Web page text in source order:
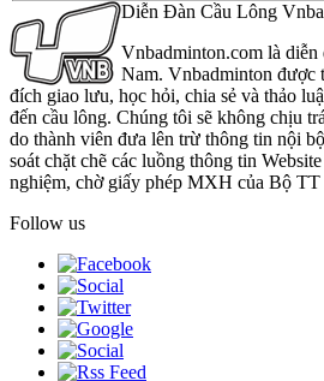
Diễn Đàn Cầu Lông
Vnbadminton.com là
Nam. Vnbadminton được
đích giao lưu, học hỏi, chia sẻ và thảo
đến cầu lông. Chúng tôi sẽ không chịu
do thành viên đưa lên trừ thông tin nội
soát chặt chẽ các luồng thông tin
nghiệm, chờ giấy phép MXH của Bộ
Follow us